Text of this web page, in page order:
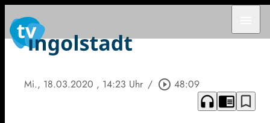
Mi., 18.03.2020 , 14:23 Uhr / play_circle_outline 48:09
headphones chrome_reader_mode bookmark_border